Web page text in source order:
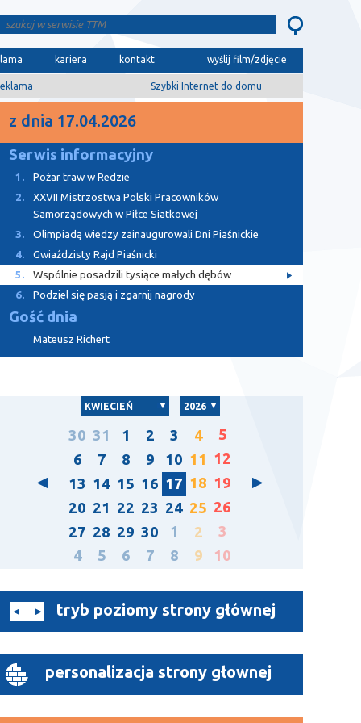
kariera kontakt wyślij film/zdjęcie
Szybki Internet do domu
z dnia 17.04.2026
Serwis informacyjny
1.
Pożar traw w Redzie
2.
XXVII Mistrzostwa Polski Pracowników
Samorządowych w Piłce Siatkowej
3.
Olimpiadą wiedzy zainaugurowali Dni Piaśnickie
4.
Gwiaździsty Rajd Piaśnicki
5.
Wspólnie posadzili tysiące małych dębów
6.
Podziel się pasją i zgarnij nagrody
Gość dnia
Mateusz Richert
KWIECIEŃ 2026
30 31 1 2 3 4
5
6
7 8 9 10 11 12
13 14 15 16 17 18 19
20 21 22 23 24 25 26
27 28 29 30 1 2
3
4
5 6 7 8 9 10
tryb poziomy strony głównej
personalizacja strony głownej